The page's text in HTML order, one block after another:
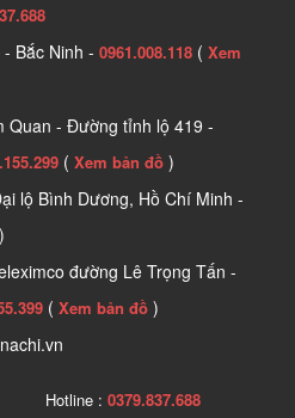
Bắc Ninh - 0961.008.118 ( Xem
Quan - Đường tỉnh lộ 419 -
( Xem bản đồ )
lộ Bình Dương, Hồ Chí Minh -
)
đường Lê Trọng Tấn -
( Xem bản đồ )
Hotline : 0379.837.688